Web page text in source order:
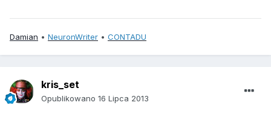
Damian • NeuronWriter • CONTADU
kris_set
Opublikowano 16 Lipca 2013